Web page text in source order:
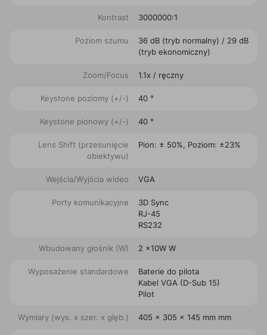
Kontrast 3000000:1
Poziom szumu
36 dB (tryb normalny) / 29 dB
(tryb ekonomiczny)
Zoom/Focus 1.1x / ręczny
Keystone poziomy (+/-) 40 °
Keystone pionowy (+/-) 40 °
Lens Shift (przesunięcie
obiektywu)
Pion: ± 50%, Poziom: ±23%
Wejścia/Wyjścia wideo VGA
Porty komunikacyjne
3D Sync
RJ-45
RS232
Wbudowany głośnik (W) 2 x10W W
Wyposażenie standardowe
Baterie do pilota
Kabel VGA (D-Sub 15)
Pilot
Wymiary (wys. x szer. x głęb.) 405 x 305 x 145 mm mm